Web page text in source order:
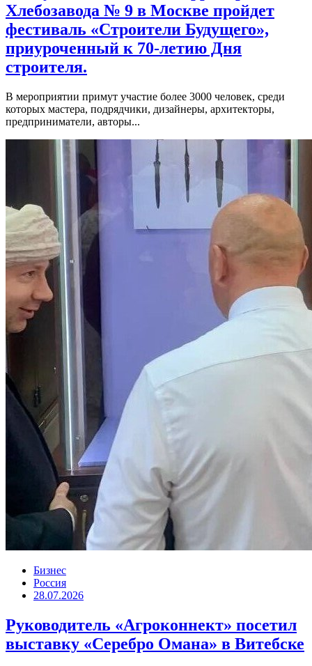
Хлебозавода № 9 в Москве пройдет
фестиваль «Строители Будущего»,
приуроченный к 70-летию Дня
строителя.
В мероприятии примут участие более 3000 человек, среди
которых мастера, подрядчики, дизайнеры, архитекторы,
предприниматели, авторы...
Бизнес
Россия
28.07.2026
Руководитель «Агроконнект» посетил
выставку «Серебро Омана» в Витебске